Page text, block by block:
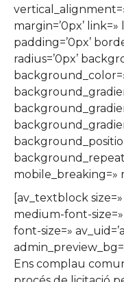
margin=’0px’
padding=’0px’
radius=’0px’
mobile_breaking=»
[av_textblock
medium-font-
font-size=»
Ens complau